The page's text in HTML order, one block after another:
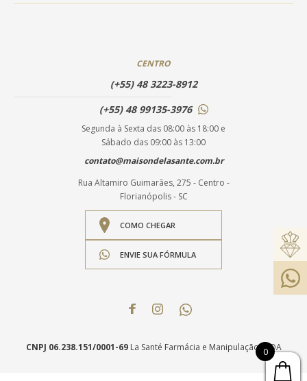
CENTRO
(+55) 48 3223-8912
(+55) 48 99135-3976
Segunda à Sexta das 08:00 às 18:00 e
Sábado das 09:00 às 13:00
contato@maisondelasante.com.br
Rua Altamiro Guimarães, 275 - Centro -
Florianópolis - SC
COMO CHEGAR
ENVIE SUA FÓRMULA
CNPJ 06.238.151/0001-69La Santé Farmácia e Manipulação LTDA
0